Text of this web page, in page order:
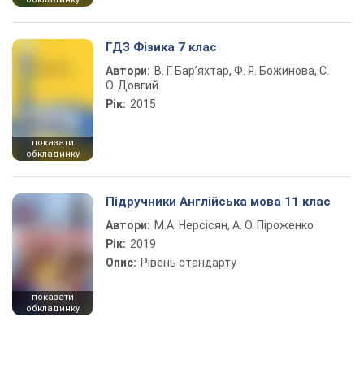
показати
обкладинку
ГДЗ Фізика 7 клас
Автори: В. Г. Бар’яхтар, Ф. Я. Божинова, С.
О. Довгий
Рік: 2015
показати
обкладинку
Підручники Англійська мова 11 клас
Автори: М.А. Нерсісян, А. О. Піроженко
Рік: 2019
Опис: Рівень стандарту